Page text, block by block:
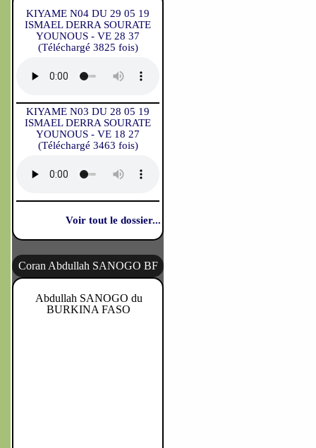
KIYAME N04 DU 29 05 19
ISMAEL DERRA SOURATE
YOUNOUS - VE 28 37
(Téléchargé 3825 fois)
KIYAME N03 DU 28 05 19
ISMAEL DERRA SOURATE
YOUNOUS - VE 18 27
(Téléchargé 3463 fois)
Voir tout le dossier...
Coran Abdullah SANOGO BF
Abdullah SANOGO du
BURKINA FASO